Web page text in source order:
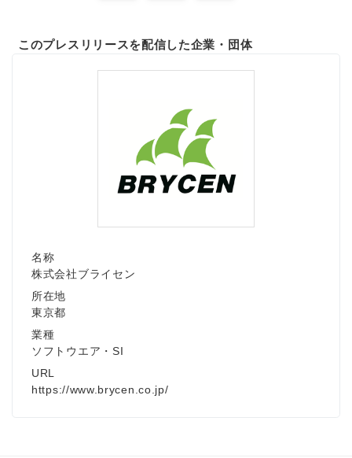
このプレスリリースを配信した企業・団体
名称
株式会社ブライセン
所在地
東京都
業種
ソフトウエア・SI
URL
https://www.brycen.co.jp/